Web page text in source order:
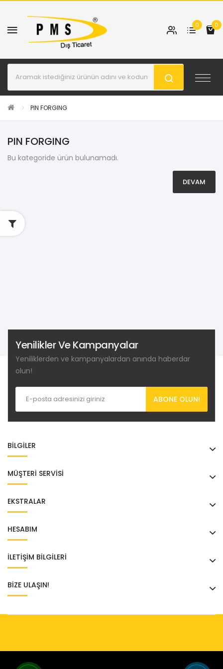
0 0
PIN FORGING
PIN FORGING
Bu kategoride ürün bulunamadı.
DEVAM
Yenilikler Ve Kampanyalar
Yeniliklerden ve kampanyalardan anında haberdar
olun!
ABONE OLUN!
BILGILER
MÜŞTERI SERVISI
EKSTRALAR
HESABIM
İLETİŞİM BİLGİLERİ
BIZE ULAŞIN!